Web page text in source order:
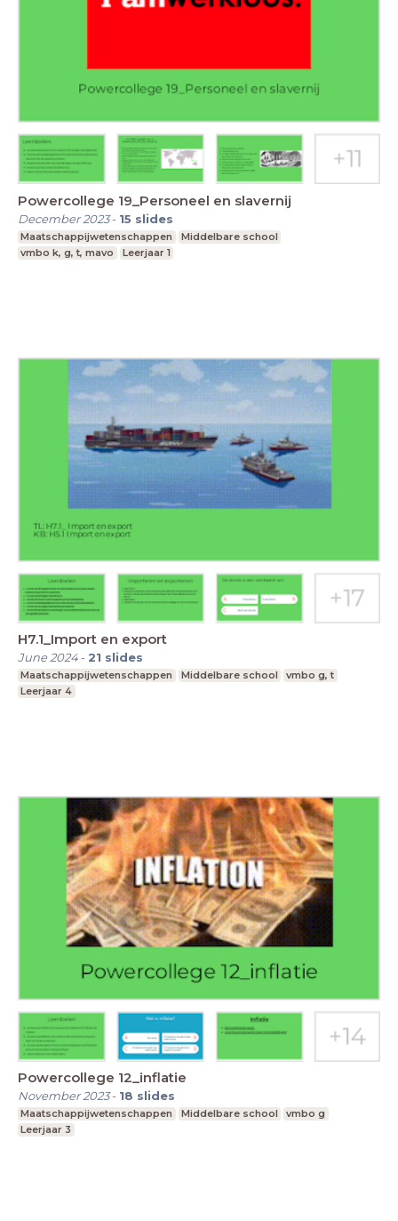
Powercollege 19_Personeel en slavernij
December 2023- 15 slides
Maatschappijwetenschappen
Middelbare school
vmbo k, g, t, mavo
Leerjaar 1
H7.1_Import en export
June 2024- 21 slides
Maatschappijwetenschappen Middelbare school
vmbo g, t
Leerjaar 4
Powercollege 12_inflatie
November 2023- 18 slides
Maatschappijwetenschappen Middelbare school
vmbo g
Leerjaar 3